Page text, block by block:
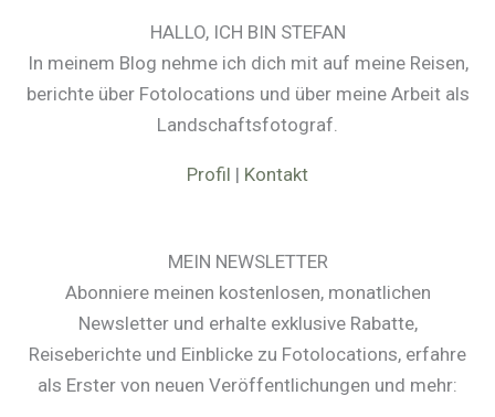
HALLO, ICH BIN STEFAN
In meinem Blog nehme ich dich mit auf meine Reisen,
berichte über Fotolocations und über meine Arbeit als
Landschaftsfotograf.
Profil | Kontakt
MEIN NEWSLETTER
Abonniere meinen kostenlosen, monatlichen
Newsletter und erhalte exklusive Rabatte,
Reiseberichte und Einblicke zu Fotolocations, erfahre
als Erster von neuen Veröffentlichungen und mehr: